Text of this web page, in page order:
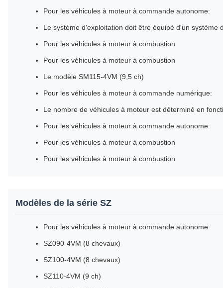
Pour les véhicules à moteur à commande autonome:
Le système d'exploitation doit être équipé d'un système
Pour les véhicules à moteur à combustion
Pour les véhicules à moteur à combustion
Le modèle SM115-4VM (9,5 ch)
Pour les véhicules à moteur à commande numérique:
Le nombre de véhicules à moteur est déterminé en
Pour les véhicules à moteur à commande autonome:
Pour les véhicules à moteur à combustion
Pour les véhicules à moteur à combustion
Modèles de la série SZ
Pour les véhicules à moteur à commande autonome:
SZ090-4VM (8 chevaux)
SZ100-4VM (8 chevaux)
SZ110-4VM (9 ch)